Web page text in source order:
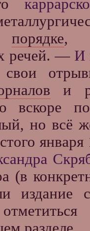
порядке,
речей. — И
и
вскоре
но всё
января
(в
издание